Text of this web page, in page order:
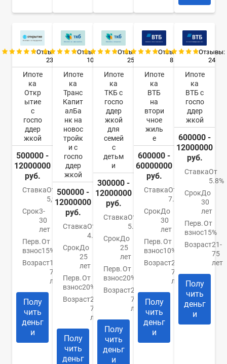
Отзывы:
23
Ипоте
ка
Откр
ытие
с
госпо
ддер
жкой
500000 -
12000000
руб.
СтавкаОт
5,99%
Срок3-
30
лет
Перв.
взнос
От
15%
Возраст18-
70
лет
Полу
чить
деньг
и
Отзывы:
10
Ипоте
ка
Транс
Капит
алБа
нк на
новос
тройк
и с
госпо
ддер
жкой
500000 -
12000000
руб.
СтавкаОт
4.84%
СрокДо
25
лет
Перв.
взнос
От
20%
Возраст20-
75
лет
Полу
чить
деньг
Отзывы:
25
Ипоте
ка
ТКБ с
госпо
ддер
жкой
для
семей
с
детьм
и
300000 -
12000000
руб.
СтавкаОт
5.9%
СрокДо
25
лет
Перв.
взнос
От
20%
Возраст20-
75
лет
Полу
чить
деньг
и
Отзывы:
8
Ипоте
ка
ВТБ
на
втори
чное
жиль
е
600000 -
60000000
руб.
СтавкаОт
7.4%
СрокДо
30
лет
Перв.
взнос
От
10%
Возраст21-
75
лет
Полу
чить
деньг
и
Отзывы:
24
Ипоте
ка
ВТБ с
госпо
ддер
жкой
600000 -
12000000
руб.
СтавкаОт
5.8%
СрокДо
30
лет
Перв.
взнос
От
15%
Возраст21-
75
лет
Полу
чить
деньг
и